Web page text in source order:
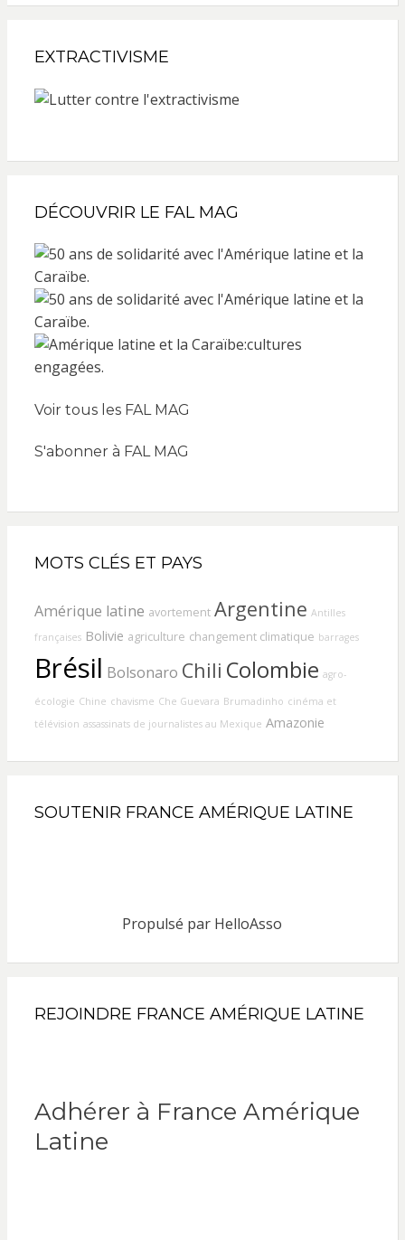
EXTRACTIVISME
DÉCOUVRIR LE FAL MAG
Voir tous les FAL MAG
S'abonner à FAL MAG
MOTS CLÉS ET PAYS
Amérique latine avortement Argentine Antilles
françaises Bolivie agriculture changement climatique barrages
Brésil Bolsonaro Chili Colombie agro-
écologie Chine chavisme Che Guevara Brumadinho cinéma et
télévision assassinats de journalistes au Mexique Amazonie
SOUTENIR FRANCE AMÉRIQUE LATINE
Propulsé par HelloAsso
REJOINDRE FRANCE AMÉRIQUE LATINE
Adhérer à France Amérique
Latine